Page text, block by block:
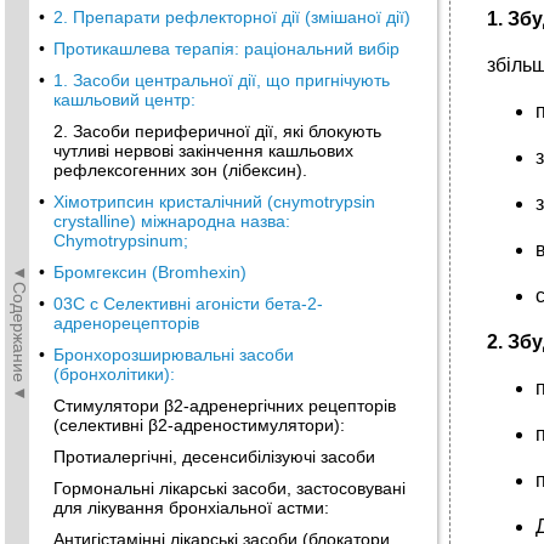
◄Содержание◄
• 2. Препарати рефлекторної дії (змішаної дії)
• Протикашлева терапія: раціональний вибір
• 1. Засоби центральної дії, що пригнічу­ють
кашльовий центр:
2. Засоби периферичної дії, які блоку­ють
чутливі нервові закінчення кашльо­вих
рефлексогенних зон (лібексин).
• Хімотрипсин кристалічний (cнymotrypsin
crystalline) міжнародна назва:
Chymotrypsinum;
• Бромгексин (Bromhexin)
• 03C c Селективні агоністи бета-2-
адренорецепторів
• Бронхорозширювальні засоби
(бронхолітики):
Стимулятори β2-адренергічних рецепторів
(селективні β2-адреностимулятори):
Протиалергічні, десенсибілізуючі за­соби
Гормональні лікарські засоби, застосовувані
для лікування бронхіальної астми:
Антигістамінні лікарські засоби (блокатори
1.
2.